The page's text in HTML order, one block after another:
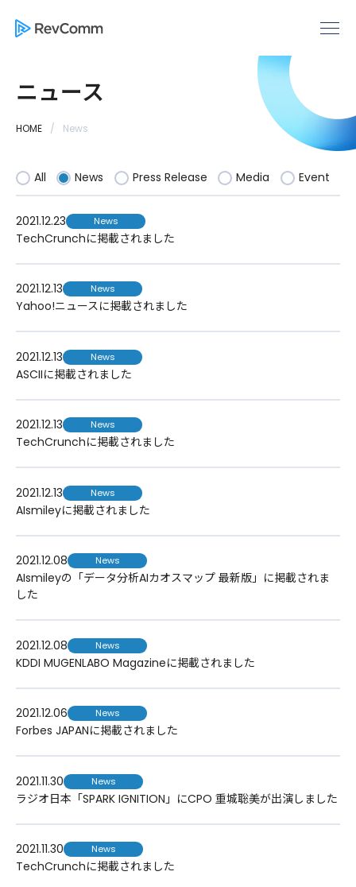
ニュース
HOME News
All News Press Release Media Event
2021.12.23 News
TechCrunchに掲載されました
2021.12.13 News
Yahoo!ニュースに掲載されました
2021.12.13 News
ASCIIに掲載されました
2021.12.13 News
TechCrunchに掲載されました
2021.12.13 News
AIsmileyに掲載されました
2021.12.08 News
AIsmileyの「データ分析AIカオスマップ 最新版」に掲載されま
した
2021.12.08 News
KDDI MUGENLABO Magazineに掲載されました
2021.12.06 News
Forbes JAPANに掲載されました
2021.11.30 News
ラジオ日本「SPARK IGNITION」にCPO 重城聡美が出演しました
2021.11.30 News
TechCrunchに掲載されました